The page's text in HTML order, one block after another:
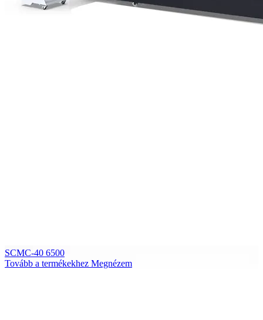
SCMC-40 6500
Tovább a termékekhez Megnézem